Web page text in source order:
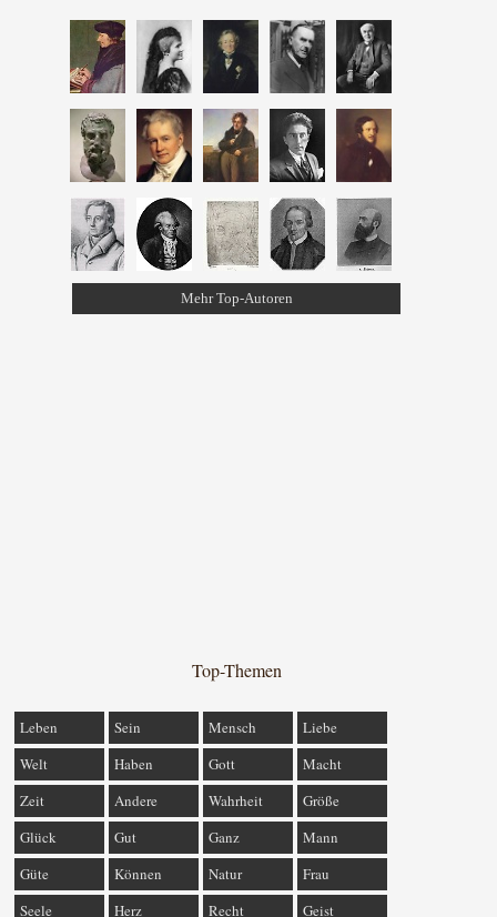
Mehr Top-Autoren
Top-Themen
Leben Sein Mensch
Liebe
Welt
Haben Gott
Macht
Zeit
Andere Wahrheit
Größe
Glück
Gut Ganz
Mann
Güte
Können Natur
Frau
Seele
Herz Recht Geist